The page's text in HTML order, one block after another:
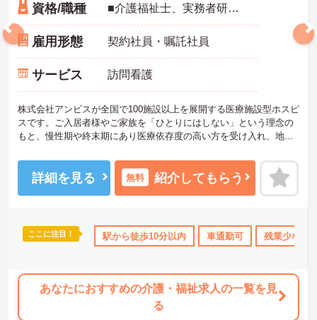
険完備 交通費支給
資格/職種 ■介護福祉士、実務者研修、初任者研修 いずれか ※特養、老健、病院、有老などの実務経験1年以上ある方 ※身体介護の経験年以上ある方、機械浴の使用の経験のある方歓迎
雇用形態 契約社員・嘱託社員
サービス 訪問看護
株式会社アンビスが全国で100施設以上を展開する医療施設型ホスピ
スです。ご入居者様やご家族を「ひとりにはしない」という理念の
もと、慢性期や終末期にあり医療依存度の高い方を受け入れ、地域
護師が24時間常駐しています。急変時の対応や医療行為は看護師が
担当するため、初任者研修や実務者研修の方も食事介助や入浴介助
などの生活を支えるケアに専念できる環境です。多職種で情報を共
なるほか、月平均の残業時間も5時間から7時間程度とかなり少なめ
です。常勤スタッフの比率が90パーセントを超えているため急な勤
に合わせた個別のOJT研修が実施されます。eラーニングも導入され
ており、多職種と連携しながら専門性を着実に深めていける環境が
詳細を見る 無料 紹介してもらう
ここに注目！ 駅から徒歩10分以内 車通勤可 残業少なめ
あなたにおすすめの介護・福祉求人の一覧を見
る